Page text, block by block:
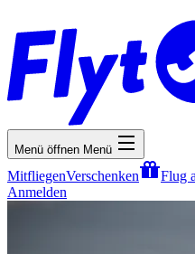
Menü öffnen Menü
MitfliegenVerschenken
Flug
Anmelden